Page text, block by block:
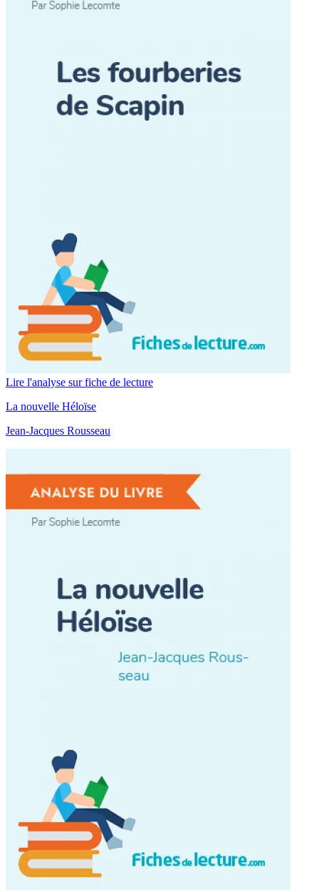
Lire l'analyse sur fiche de lecture
La nouvelle Héloïse
Jean-Jacques Rousseau